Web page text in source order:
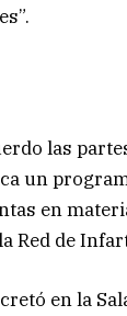
las
un
en
Red de
en la